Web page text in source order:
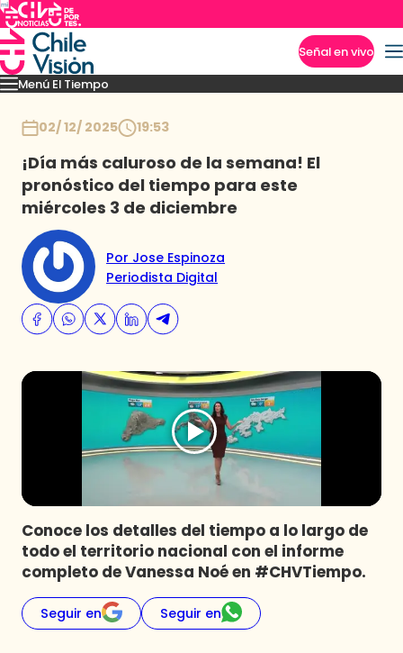
Señal en vivo
Menú El Tiempo
Pronóstico Novedades
02/ 12/ 2025 19:53
¡Día más caluroso de la semana! El
pronóstico del tiempo para este
miércoles 3 de diciembre
Por Jose Espinoza
Periodista Digital
Conoce los detalles del tiempo a lo largo de
todo el territorio nacional con el informe
completo de Vanessa Noé en #CHVTiempo.
Seguir en Seguir en
Imperdibles
Programas
Club De La Comedia
Plan Perfecto
El Tiempo
Sabingo
Todos Los Programas